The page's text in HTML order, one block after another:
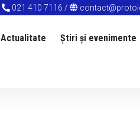
021 410 7116 /
Actualitate Știri și evenimente